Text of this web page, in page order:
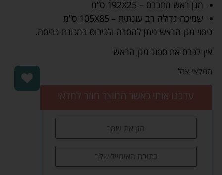
מגן ראש מתכבס – 192X25 ס”מ
שמיכה גדולה רב עונתית – 105X85 ס”מ
כיסוי מגן הראש ניתן להסרה ולכיבוס במכונת כביסה.
אין לכבס את ספוג מגן הראש
המלאי אזל
עדכנו אותי כאשר המוצר חוזר למלאי